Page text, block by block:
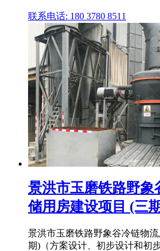
联系电话: 180 3780 8511
景洪市玉磨铁路野象
储用房建设项目 (三
景洪市玉磨铁路野象谷冷链物
期)（方案设计、初步设计和初